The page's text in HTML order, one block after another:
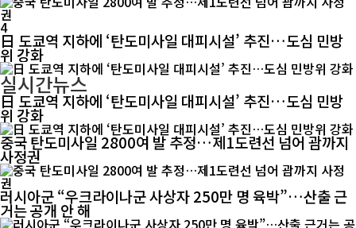
4
日 도쿄역 지하에 ‘탄도미사일 대피시설’ 추진…도심 민방
위 강화
실시간뉴스
日 도쿄역 지하에 ‘탄도미사일 대피시설’ 추진…도심 민방
위 강화
중국 탄도미사일 2800여 발 추정…제1도련선 넘어 괌까지
사정권
러시아군 “우크라이나군 사상자 250만 명 육박”…산출 근
거는 공개 안 해